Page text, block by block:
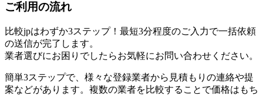
ご利用の流れ
比較jpはわずか3ステップ！最短3分程度のご入力で一括依頼
の送信が完了します。
業者選びにお困りでしたらお気軽にお問い合わせください。
簡単3ステップで、様々な登録業者から見積もりの連絡や提
案などがあります。複数の業者を比較することで価格はもち